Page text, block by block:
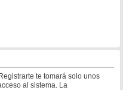
te tomará solo unos
al sistema. La